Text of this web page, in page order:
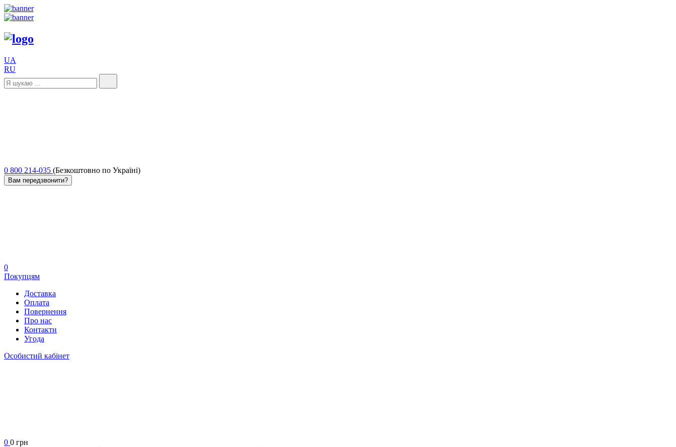
UA
RU
0 800 214-035 (Безкоштовно по Україні)
Вам передзвонити?
0
Покупцям
Доставка
Оплата
Повернення
Про нас
Контакти
Угода
Особистий кабінет
0 0 грн